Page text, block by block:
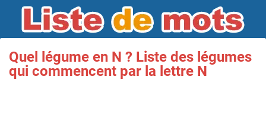
Quel légume en N ? Liste des légumes
qui commencent par la lettre N